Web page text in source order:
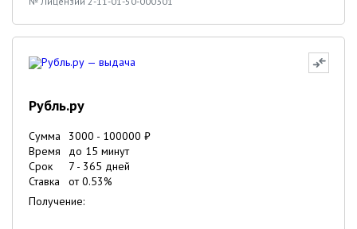
Рубль.ру
Сумма 3000 - 100000 ₽
Время
до 15 минут
Срок
7 - 365 дней
Ставка
от0.53%
Получение: